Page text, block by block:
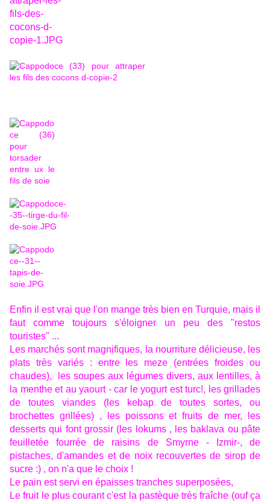
Enfin il est vrai que l'on mange très bien en Turquie, mais il
faut comme toujours s'éloigner un peu des "restos
touristes" ...
Les marchés sont magnifiques, la nourriture délicieuse, les
plats très variés : entre les meze (entrées froides ou
chaudes), les soupes aux légumes divers, aux lentilles, à
la menthe et au yaourt - car le yogurt est turc!, les grillades
de toutes viandes (les kebap de toutes sortes, ou
brochettes grillées) , les poissons et fruits de mer, les
desserts qui font grossir (les lokums , les baklava ou pâte
feuilletée fourrée de raisins de Smyrne - Izmir-, de
pistaches, d'amandes et de noix recouvertes de sirop de
sucre :) , on n'a que le choix !
Le pain est servi en épaisses tranches superposées,
Le fruit le plus courant c'est la pastèque très fraîche (ouf ça